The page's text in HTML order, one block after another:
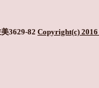
3629-82 Copyright(c)